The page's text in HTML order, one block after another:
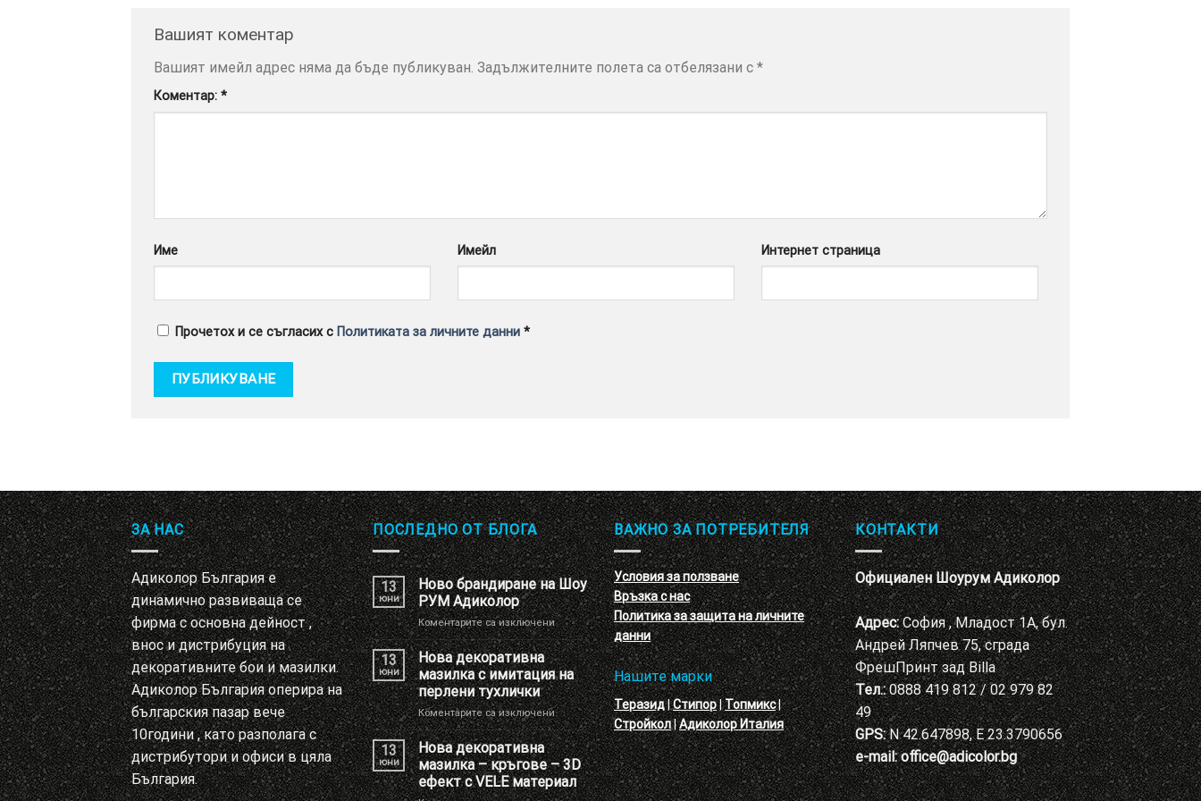
Вашият коментар
Вашият имейл адрес няма да бъде публикуван. Задължителните полета са отбелязани с *
Коментар: *
Име Имейл Интернет страница
Прочетох и се съгласих с Политиката за личните данни *
ЗА НАС
Адиколор България е
динамично развиваща се
фирма с основна дейност ,
внос и дистрибуция на
декоративните бои и мазилки.
Адиколор България оперира на
българския пазар вече
10години , като разполага с
дистрибутори и офиси в цяла
България.
ПОСЛЕДНО ОТ БЛОГА
13
юни
Ново брандиране на Шоу
РУМ Адиколор
Коментарите са изключениза
Ново
брандиране
на
Шоу
РУМ
Адиколор
13
юни
Нова декоративна
мазилка с имитация на
перлени тухлички
Коментарите са изключениза
Нова
декоративна
мазилка
с
имитация
13
юни
Нова декоративна
мазилка – кръгове – 3D
ефект с VELE материал
ВАЖНО ЗА ПОТРЕБИТЕЛЯ
Условия за ползване
Връзка с нас
Политика за защита на личните
данни
Нашите марки
Теразид|Стипор|Топмикс|
Стройкол|Адиколор Италия
КОНТАКТИ
Официален Шоурум Адиколор
Адрес:София , Младост 1А, бул.
Андрей Ляпчев 75, сграда
ФрешПринт зад Billa
Тел.:0888 419 812 / 02 979 82
49
GPS:N 42.647898, E 23.3790656
e-mail: office@adicolor.bg